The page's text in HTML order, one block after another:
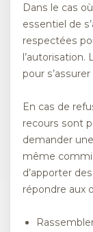
Dans le cas
essentiel de
respectées
l’autorisation.
pour
En cas de
recours sont
demander une
même
d’apporter
répondre aux